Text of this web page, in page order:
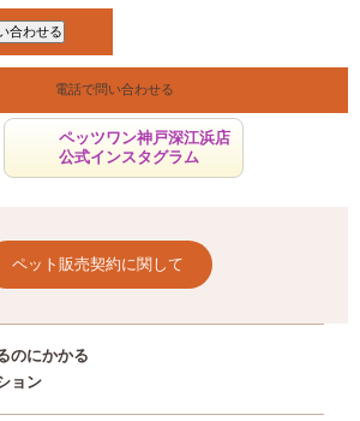
電話で問い合わせる
ペッツワン神戸深江浜店
公式インスタグラム
ペット販売契約に関して
のにかかる
ョン